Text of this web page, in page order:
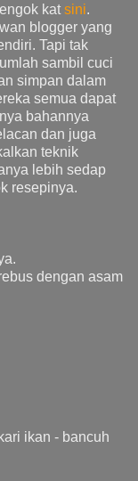
kat sini.
blogger yang
Tapi tak
sambil cuci
simpan dalam
semua dapat
bahannya
dan juga
teknik
lebih sedap
resepinya.
dengan asam
ikan - bancuh